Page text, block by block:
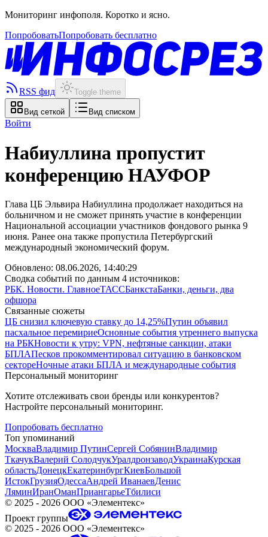
Мониторинг инфополя. Коротко и ясно.
ПопробоватьПопробовать бесплатно
RSS фид Toggle theme
Вид сеткой Вид списком
Войти
Набиуллина пропустит
конференцию НАУФОР
Глава ЦБ Эльвира Набиуллина продолжает находиться на
больничном и не сможет принять участие в конференции
Национальной ассоциации участников фондового рынка 9
июня. Ранее она также пропустила Петербургский
международный экономический форум.
Обновлено: 08.06.2026, 14:40:29
Сводка событий по данным 4 источников:
РБК. Новости. ГлавноеТАССБанкстаБанки, деньги, два
офшора
Связанные сюжеты
ЦБ снизил ключевую ставку до 14,25%Путин объявил
пасхальное перемириеОсновные события утреннего выпуска
на РБКНовости к утру: VPN, нефтяные санкции, атаки
БПЛАПесков прокомментировал ситуацию в банковском
сектореНочные атаки БПЛА и международные события
Персональный мониторинг
Хотите отслеживать свои бренды или конкурентов?
Настройте персональный мониторинг.
Попробовать бесплатно
Топ упоминаний
МоскваВладимир ПутинСергей СобянинВладимир
ТкачукВалерий СолодчукУралдронзаводУкраинаКурская
областьДонецкЕкатеринбургКиевБольшой
ИстокГрузияОдессаАндрей ИванаевДенис
ЛяминИранОманПриангарьеТбилиси
© 2025 - 2026 ООО «Элементекс»
Проект группы
© 2025 - 2026 ООО «Элементекс»